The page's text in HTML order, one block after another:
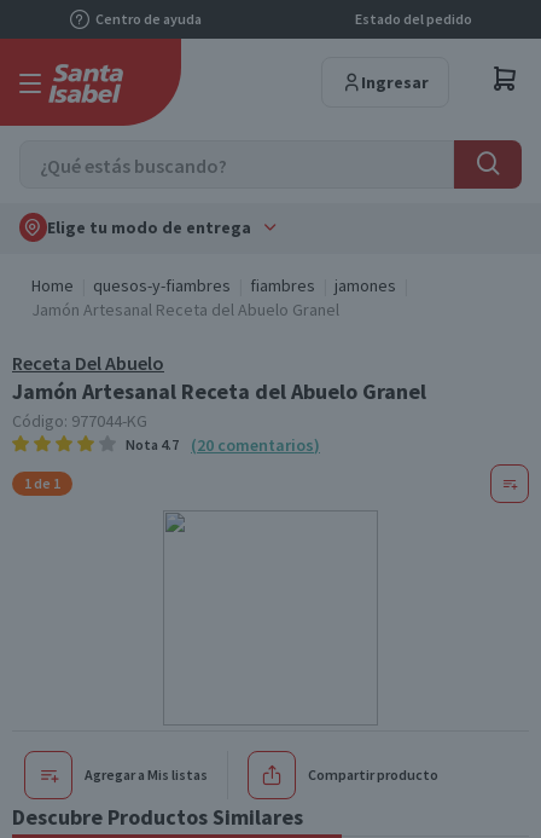
Centro de ayuda Estado del pedido
Ingresar
Elige tu modo de entrega
Home quesos-y-fiambres fiambres
jamones
Jamón Artesanal Receta del Abuelo Granel
Receta Del Abuelo
Jamón Artesanal Receta del Abuelo Granel
Código: 977044-KG
Nota 4.7 (20 comentarios)
1 de 1
Agregar a Mis listas Compartir producto
Descubre Productos Similares